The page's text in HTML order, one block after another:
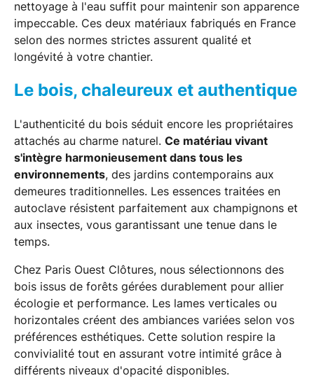
nettoyage à l'eau suffit pour maintenir son apparence
impeccable. Ces deux matériaux fabriqués en France
selon des normes strictes assurent qualité et
longévité à votre chantier.
Le bois, chaleureux et authentique
L'authenticité du bois séduit encore les propriétaires
attachés au charme naturel. Ce matériau vivant
s'intègre harmonieusement dans tous les
environnements, des jardins contemporains aux
demeures traditionnelles. Les essences traitées en
autoclave résistent parfaitement aux champignons et
aux insectes, vous garantissant une tenue dans le
temps.
Chez Paris Ouest Clôtures, nous sélectionnons des
bois issus de forêts gérées durablement pour allier
écologie et performance. Les lames verticales ou
horizontales créent des ambiances variées selon vos
préférences esthétiques. Cette solution respire la
convivialité tout en assurant votre intimité grâce à
différents niveaux d'opacité disponibles.